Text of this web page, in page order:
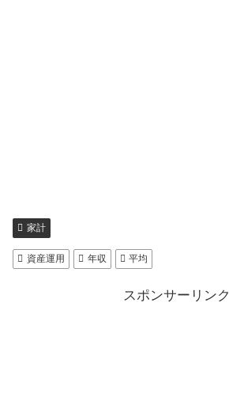
家計
資産運用 年収 平均
スポンサーリンク